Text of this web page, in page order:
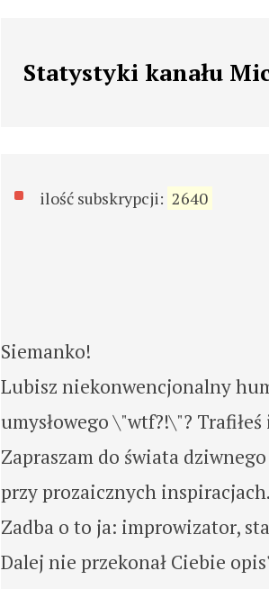
Statystyki kanału
ilość subskrypcji: 2640
Siemanko!
Lubisz niekonwencjonalny
umysłowego \"wtf?!\"?
Zapraszam do świata
przy prozaicznych
Zadba o to ja: improwizator,
Dalej nie przekonał Ciebie